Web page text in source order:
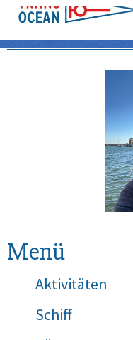
Menü
Aktivitäten
Schiff